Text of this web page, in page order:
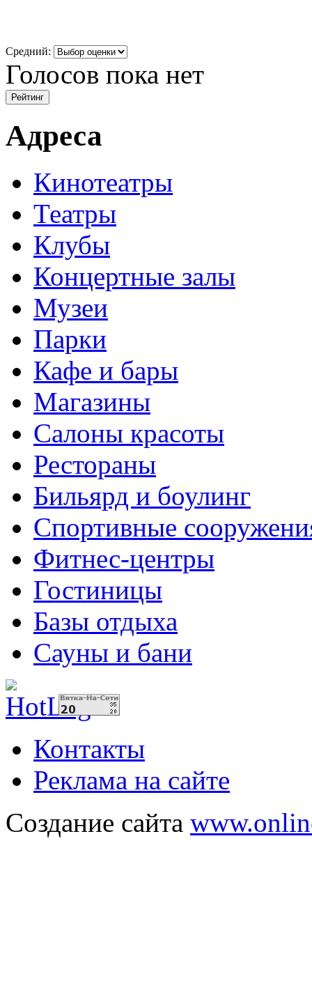
Средний:
Голосов пока нет
Адреса
Кинотеатры
Театры
Клубы
Концертные залы
Музеи
Парки
Кафе и бары
Магазины
Салоны красоты
Рестораны
Бильярд и боулинг
Спортивные
Фитнес-центры
Гостиницы
Базы отдыха
Сауны и бани
Контакты
Реклама на сайте
Создание сайта